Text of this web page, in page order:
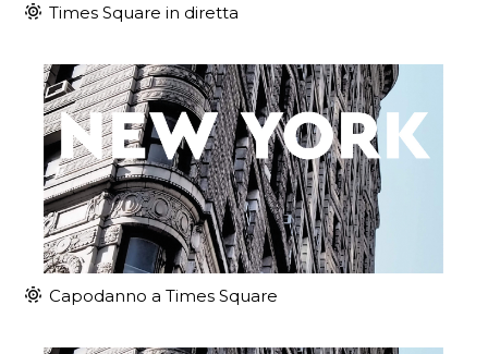
Times Square in diretta
Capodanno a Times Square